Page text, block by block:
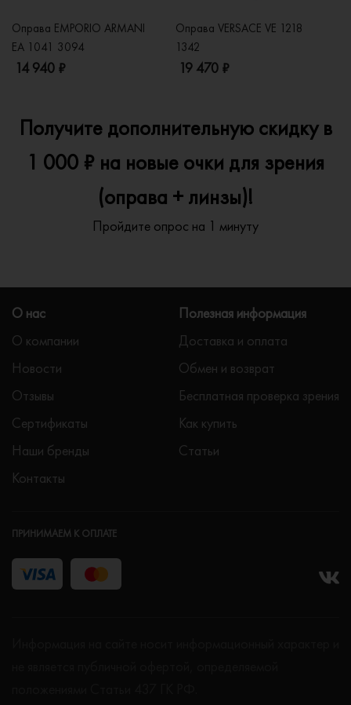
Оправа EMPORIO ARMANI
EA 1041 3094
14 940 ₽
Оправа VERSACE VE 1218
1342
19 470 ₽
Получите дополнительную скидку в
1 000 ₽ на новые очки для зрения
(оправа + линзы)!
Пройдите опрос на 1 минуту
О нас
О компании
Новости
Отзывы
Сертификаты
Наши бренды
Контакты
Полезная информация
Доставка и оплата
Обмен и возврат
Бесплатная проверка зрения
Как купить
Статьи
ПРИНИМАЕМ К ОПЛАТЕ